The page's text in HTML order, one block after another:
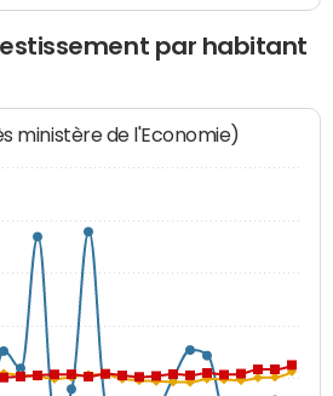
par habitant
ministère de l'Economie)